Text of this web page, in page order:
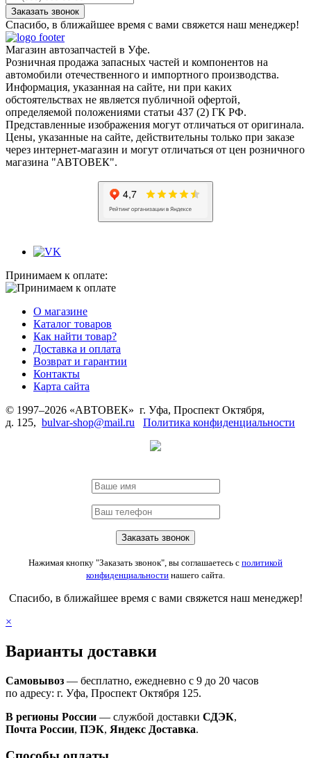
Спасибо, в ближайшее время с вами свяжется наш менеджер!
Магазин автозапчастей в Уфе.
Розничная продажа запасных частей и компонентов на
автомобили отечественного и импортного производства.
Информация, указанная на сайте, ни при каких
обстоятельствах не является публичной офертой,
определяемой положениями статьи 437 (2) ГК РФ.
Представленные изображения могут отличаться от оригинала.
Цены, указанные на сайте, действительны только при заказе
через интернет-магазин и могут отличаться от цен розничного
магазина "АВТОВЕК".
Принимаем к оплате:
О магазине
Каталог товаров
Как найти товар?
Доставка и оплата
Возврат и гарантии
Контакты
Карта сайта
© 1997–2026 «АВТОВЕК» г. Уфа, Проспект Октября,
д. 125, bulvar-shop@mail.ru Политика конфиденциальности
Нажимая кнопку "Заказать звонок", вы соглашаетесь с политикой
конфиденциальности нашего сайта.
Спасибо, в ближайшее время с вами свяжется наш менеджер!
×
Варианты доставки
Самовывоз — бесплатно, ежедневно с 9 до 20 часов
по адресу: г. Уфа, Проспект Октября 125.
В регионы России — службой доставки СДЭК,
Почта России, ПЭК, Яндекс Доставка.